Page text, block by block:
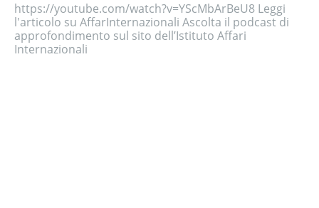
https://youtube.com/watch?v=YScMbArBeU8 Leggi
l'articolo su AffarInternazionali Ascolta il podcast di
approfondimento sul sito dell’Istituto Affari
Internazionali